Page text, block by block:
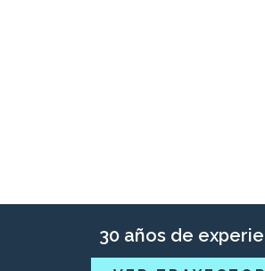
30 años de